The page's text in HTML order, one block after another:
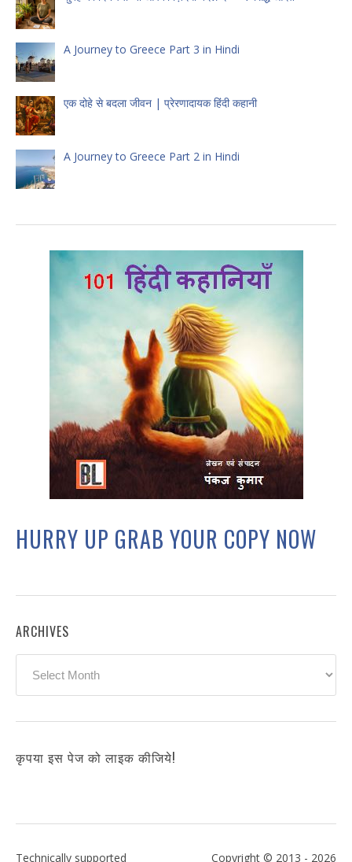
A Journey to Greece Part 3 in Hindi
एक दोहे से बदला जीवन | प्रेरणादायक हिंदी कहानी
A Journey to Greece Part 2 in Hindi
HURRY UP GRAB YOUR COPY NOW
ARCHIVES
कृपया इस पेज को लाइक कीजिये!
Technically supported Copyright © 2013 - 2026